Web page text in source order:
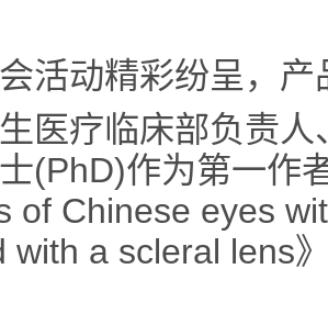
活动精彩纷呈，
疗临床部负责人
(PhD)作为第一作
of Chinese eyes
with a scleral lens